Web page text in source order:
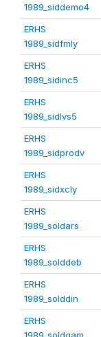
1989_siddemo4
ERHS
1989_sidfmly
ERHS
1989_sidinc5
ERHS
1989_sidlvs5
ERHS
1989_sidprodv
ERHS
1989_sidxcly
ERHS
1989_soldars
ERHS
1989_solddeb
ERHS
1989_solddin
ERHS
1989_soldgam